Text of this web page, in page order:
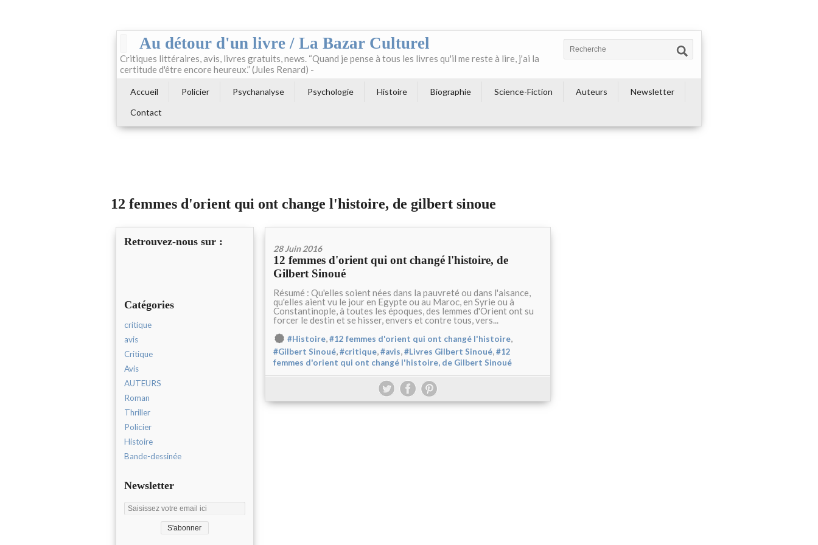
Au détour d'un livre / La Bazar Culturel
Critiques littéraires, avis, livres gratuits, news. “Quand je pense à tous les livres qu'il me reste à lire, j'ai la
certitude d'être encore heureux.” (Jules Renard) -
Accueil Policier Psychanalyse Psychologie Histoire Biographie Science-Fiction Auteurs
Newsletter
Contact
12 femmes d'orient qui ont change l'histoire, de gilbert sinoue
Retrouvez-nous sur :
Catégories
critique
avis
Critique
Avis
AUTEURS
Roman
Thriller
Policier
Histoire
Bande-dessinée
Newsletter
28 Juin 2016
12 femmes d'orient qui ont changé l'histoire, de
Gilbert Sinoué
Résumé : Qu'elles soient nées dans la pauvreté ou dans l'aisance,
qu'elles aient vu le jour en Egypte ou au Maroc, en Syrie ou à
Constantinople, à toutes les époques, des lemmes d'Orient ont su
forcer le destin et se hisser, envers et contre tous, vers...
#Histoire,#12 femmes d'orient qui ont changé l'histoire,
#Gilbert Sinoué,#critique,#avis,#Livres Gilbert Sinoué,#12
femmes d'orient qui ont changé l'histoire, de Gilbert Sinoué